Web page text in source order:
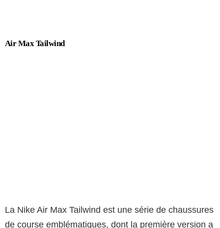
Air Max Tailwind
La Nike Air Max Tailwind est une série de chaussures
de course emblématiques, dont la première version a